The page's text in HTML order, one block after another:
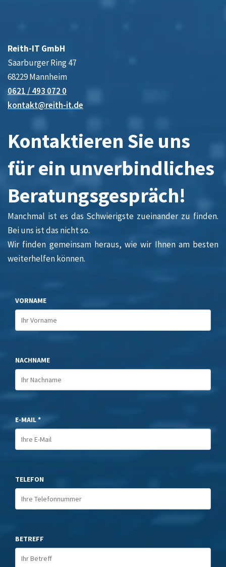
Reith-IT GmbH
Saarburger Ring 47
68229 Mannheim
0621 / 493 072 0
kontakt@reith-it.de
Kontaktieren Sie uns
für ein unverbindliches
Beratungsgespräch!
Manchmal ist es das Schwierigste zueinander zu finden.
Bei uns ist das nicht so.
Wir finden gemeinsam heraus, wie wir Ihnen am besten
weiterhelfen können.
VORNAME
NACHNAME
E-MAIL *
TELEFON
BETREFF